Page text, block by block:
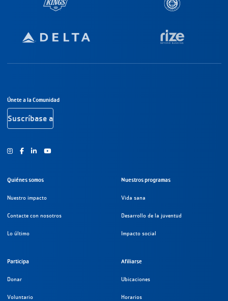
Navegación a pie de página
Únete a la Comunidad
Suscríbase a
Instagram
FacebookYoutube
Quiénes somos
Nuestro impacto
Contacte con nosotros
Lo último
Nuestros programas
Vida sana
Desarrollo de la juventud
Impacto social
Participa
Donar
Voluntario
Afiliarse
Ubicaciones
Horarios